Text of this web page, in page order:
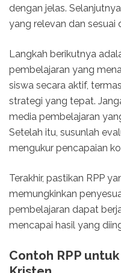
dengan jelas.
yang relevan dan sesuai
Langkah berikutnya
pembelajaran yang
siswa secara aktif,
strategi yang tepat.
media pembelajaran
Setelah itu, susunlah
mengukur pencapaian
Terakhir, pastikan RPP
memungkinkan
pembelajaran dapat
mencapai hasil yang
Contoh RPP